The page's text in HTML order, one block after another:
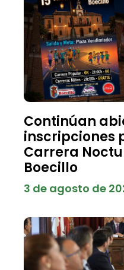
Continúan
inscripciones
Carrera
Boecillo
3 de agosto de